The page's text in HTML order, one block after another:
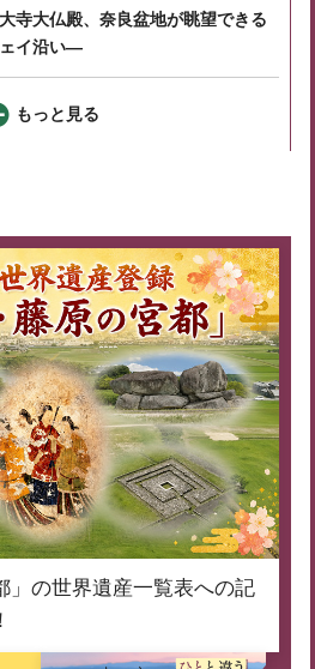
寺大仏殿、奈良盆地が眺望できる
イ沿い―
もっと見る
」の世界遺産一覧表への記